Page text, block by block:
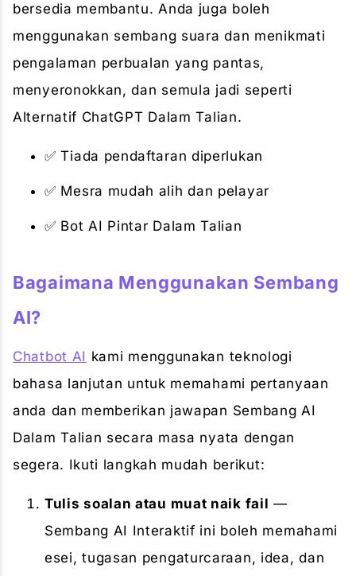
bersedia membantu. Anda juga boleh
menggunakan sembang suara dan menikmati
pengalaman perbualan yang pantas,
menyeronokkan, dan semula jadi seperti
Alternatif ChatGPT Dalam Talian.
✅ Tiada pendaftaran diperlukan
✅ Mesra mudah alih dan pelayar
✅ Bot AI Pintar Dalam Talian
Bagaimana Menggunakan Sembang
AI?
Chatbot AI kami menggunakan teknologi
bahasa lanjutan untuk memahami pertanyaan
anda dan memberikan jawapan Sembang AI
Dalam Talian secara masa nyata dengan
segera. Ikuti langkah mudah berikut:
Tulis soalan atau muat naik fail —
Sembang AI Interaktif ini boleh memahami
esei, tugasan pengaturcaraan, idea, dan